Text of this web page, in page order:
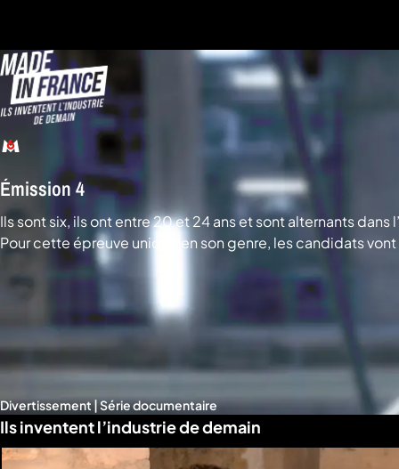
Émission 4
Ils sont six, ils ont entre 20 et 24 ans et sont alternants
Pour cette épreuve unique en son genre, les candidats
écologiques de notre époque qu’ils présenteront à un
ergonomiques, et Guillaume Gibault, fondateur du Slip
Divertissement | Série documentaire
Ils inventent l’industrie de demain